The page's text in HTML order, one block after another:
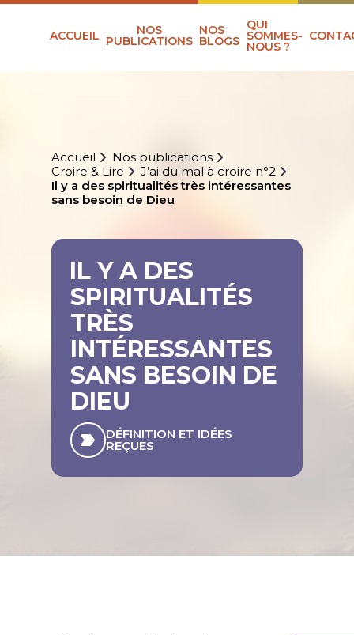
ACCUEIL NOS
PUBLICATIONS
NOS
BLOGS
QUI
SOMMES-
NOUS ?
Accueil
Nos publications
Croire & Lire
J’ai du mal à croire n°2
Il y a des spiritualités très intéressantes
sans besoin de Dieu
IL Y A DES
SPIRITUALITÉS
TRÈS
INTÉRESSANTES
SANS BESOIN DE
DIEU
DÉFINITION ET IDÉES
REÇUES